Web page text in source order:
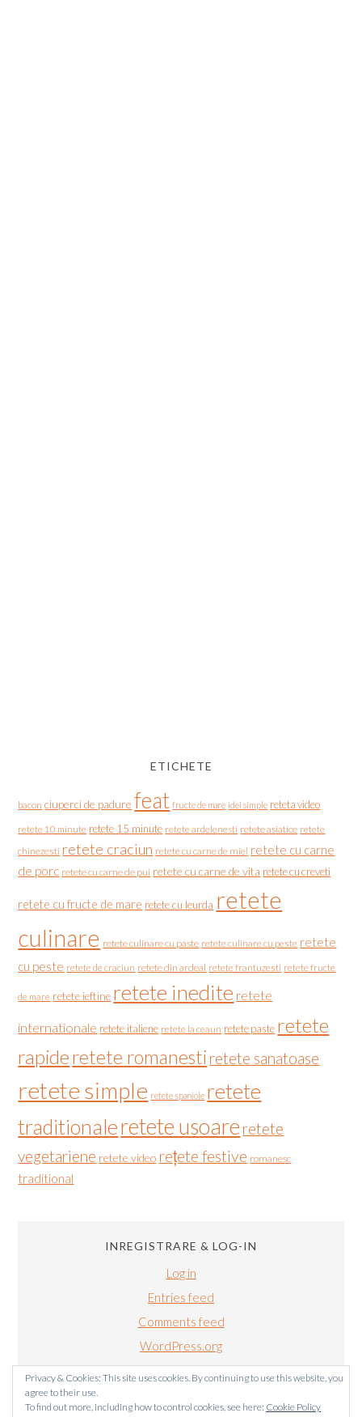
ETICHETE
bacon ciuperci de padure feat fructe de mare idei simple reteta video
retete 10 minute retete 15 minute retete ardelenesti retete asiatice retete
chinezesti retete craciun retete cu carne de miel retete cu carne
de porc retete cu carne de pui retete cu carne de vita retete cu creveti
retete cu fructe de mare retete cu leurda retete
culinare retete culinare cu paste retete culinare cu peste retete
cu peste retete de craciun retete din ardeal retete frantuzesti retete fructe
de mare retete ieftine retete inedite retete
internationale retete italiene retete la ceaun retete paste retete
rapideretete romanesti retete sanatoase
retete simple retete spaniole retete
traditionaleretete usoare retete
vegetariene retete video rețete festive romanesc
traditional
INREGISTRARE & LOG-IN
Log in
Entries feed
Comments feed
WordPress.org
Privacy & Cookies: This site uses cookies. By continuing to use this website, you
agree to their use.
To find out more, including how to control cookies, see here: Cookie Policy